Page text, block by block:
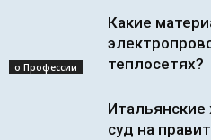
о Профессии
Какие
теплосетях?
суд на